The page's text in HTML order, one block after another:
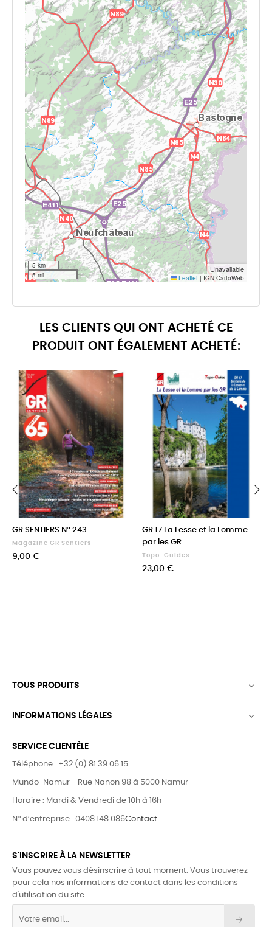
LES CLIENTS QUI ONT ACHETÉ CE
PRODUIT ONT ÉGALEMENT ACHETÉ:
GR SENTIERS N° 243
Magazine GR Sentiers
Prix
9,00 €
GR 17 La Lesse et la Lomme
par les GR
Topo-Guides
Prix
23,00 €
TOUS PRODUITS 
INFORMATIONS LÉGALES 
SERVICE CLIENTÈLE
Téléphone : +32 (0) 81 39 06 15
Mundo-Namur - Rue Nanon 98 à 5000 Namur
Horaire : Mardi & Vendredi de 10h à 16h
N° d’entreprise : 0408.148.086Contact
S'INSCRIRE À LA NEWSLETTER
Vous pouvez vous désinscrire à tout moment. Vous trouverez
pour cela nos informations de contact dans les conditions
d'utilisation du site.